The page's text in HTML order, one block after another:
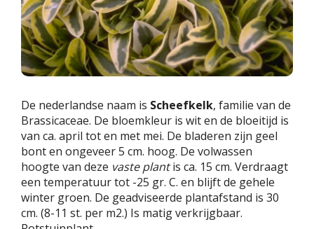
De nederlandse naam is Scheefkelk, familie van de
Brassicaceae. De bloemkleur is wit en de bloeitijd is
van ca. april tot en met mei. De bladeren zijn geel
bont en ongeveer 5 cm. hoog. De volwassen
hoogte van deze vaste plantis ca. 15 cm. Verdraagt
een temperatuur tot -25 gr. C. en blijft de gehele
winter groen. De geadviseerde plantafstand is 30
cm. (8-11 st. per m2.) Is matig verkrijgbaar.